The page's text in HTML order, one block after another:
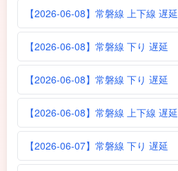
【2026-06-08】常磐線 上下線 遅延
【2026-06-08】常磐線 下り 遅延
【2026-06-08】常磐線 下り 遅延
【2026-06-08】常磐線 上下線 遅延
【2026-06-07】常磐線 下り 遅延